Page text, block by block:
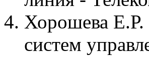
Хорошева Е.Р.
систем